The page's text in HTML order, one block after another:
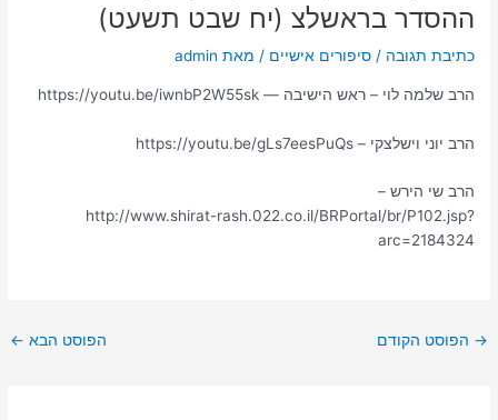
ההסדר בראשלצ (יח שבט תשעט)
כתיבת תגובה /סיפורים אישיים / מאת admin
הרב שלמה לוי – ראש הישיבה — https://youtu.be/iwnbP2W55sk
הרב יוני וישלצקי – https://youtu.be/gLs7eesPuQs
הרב שי הירש –
http://www.shirat-rash.022.co.il/BRPortal/br/P102.jsp?
arc=2184324
→ הפוסט הקודם הפוסט הבא ←